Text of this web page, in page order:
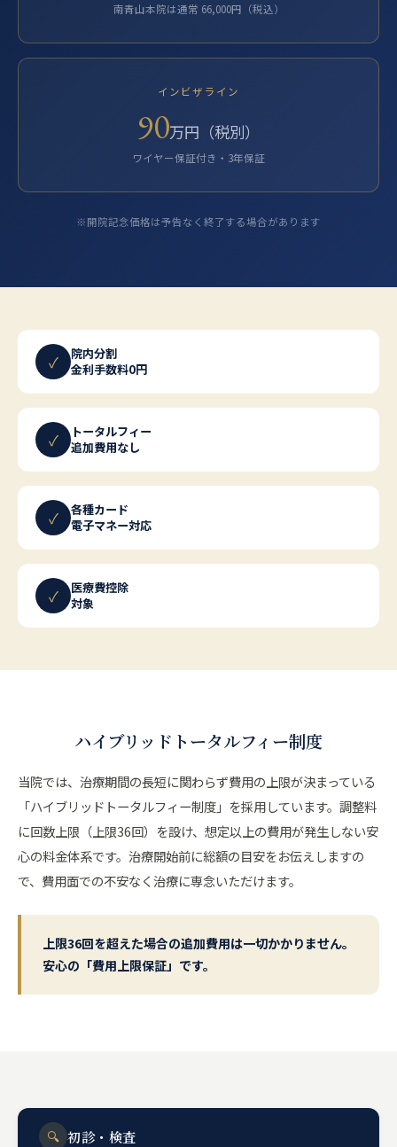
南青山本院は通常 66,000円（税込）
インビザライン
90万円（税別）
ワイヤー保証付き・3年保証
※開院記念価格は予告なく終了する場合があります
✓
院内分割
金利手数料0円
✓
トータルフィー
追加費用なし
✓
各種カード
電子マネー対応
✓
医療費控除
対象
ハイブリッドトータルフィー制度
当院では、治療期間の長短に関わらず費用の上限が決まっている
「ハイブリッドトータルフィー制度」を採用しています。調整料
に回数上限（上限36回）を設け、想定以上の費用が発生しない安
心の料金体系です。治療開始前に総額の目安をお伝えしますの
で、費用面での不安なく治療に専念いただけます。
上限36回を超えた場合の追加費用は一切かかりません。
安心の「費用上限保証」です。
🔍 初診・検査